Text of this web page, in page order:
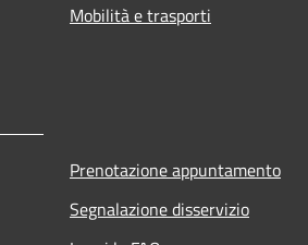
Mobilità e trasporti
Prenotazione appuntamento
Segnalazione disservizio